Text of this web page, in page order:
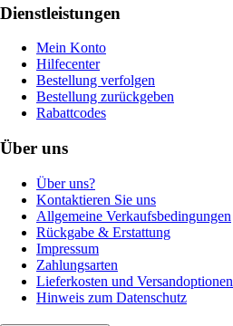
Dienstleistungen
Mein Konto
Hilfecenter
Bestellung verfolgen
Bestellung zurückgeben
Rabattcodes
Über uns
Über uns?
Kontaktieren Sie uns
Allgemeine Verkaufsbedingungen
Rückgabe & Erstattung
Impressum
Zahlungsarten
Lieferkosten und Versandoptionen
Hinweis zum Datenschutz